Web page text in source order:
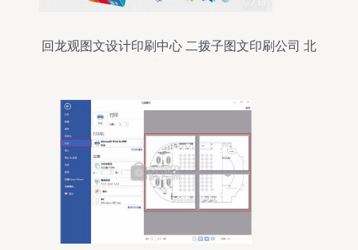
回龙观图文设计印刷中心 二拨子图文印刷公司 北